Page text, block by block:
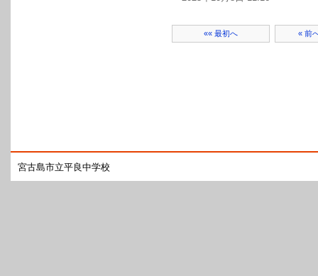
«« 最初へ « 前
宮古島市立平良中学校